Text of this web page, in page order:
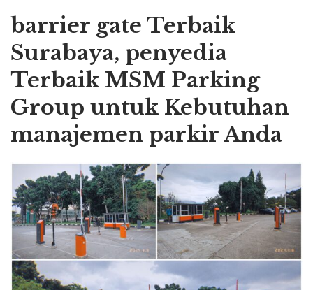
barrier gate Terbaik
Surabaya, penyedia
Terbaik MSM Parking
Group untuk Kebutuhan
manajemen parkir Anda